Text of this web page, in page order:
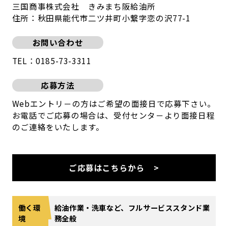
三国商事株式会社 きみまち阪給油所
住所：秋田県能代市二ツ井町小繋字恋の沢77-1
お問い合わせ
TEL：0185-73-3311
応募方法
Webエントリ－の方はご希望の面接日で応募下さい。
お電話でご応募の場合は、受付センタ－より面接日程
のご連絡をいたします。
ご応募はこちらから
働く環
境
給油作業・洗車など、フルサービススタンド業
務全般